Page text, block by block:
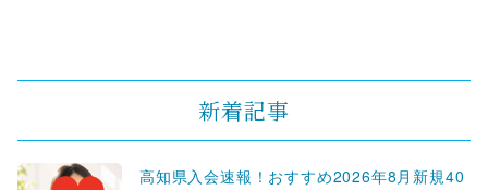
新着記事
高知県入会速報！おすすめ2026年8月新規40